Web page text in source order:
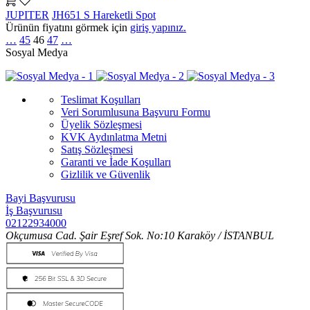
JUPITER JH651 S Hareketli Spot
Ürünün fiyatını görmek için giriş yapınız.
… 45 46 47 …
Sosyal Medya
Teslimat Koşulları
Veri Sorumlusuna Başvuru Formu
Üyelik Sözleşmesi
KVK Aydınlatma Metni
Satış Sözleşmesi
Garanti ve İade Koşulları
Gizlilik ve Güvenlik
Bayi Başvurusu
İş Başvurusu
02122934000
Okçumusa Cad. Şair Eşref Sok. No:10 Karaköy / İSTANBUL